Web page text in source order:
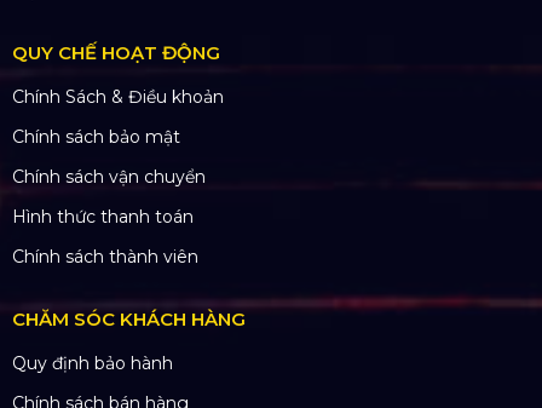
Dự án đang thực hiện
Dự án nổi bật
Dự án khác
Dự án đấu thầu
Chính sách bảo mật
Chính sách vận chuyển
Hình thức thanh toán